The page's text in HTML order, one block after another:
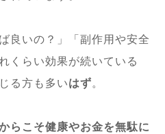
良いの？」「副作用や安全
くらい効果が続いている
る方も多いはず。
らこそ健康やお金を無駄に